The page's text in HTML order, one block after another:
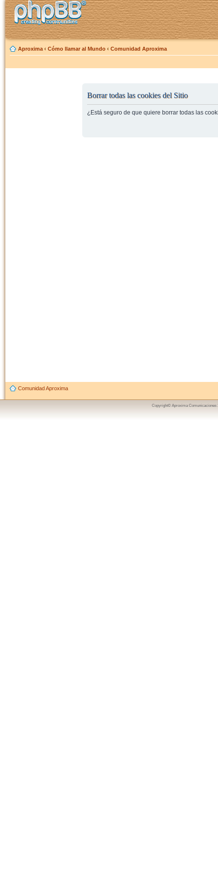
Aproxima ‹ Cómo llamar al Mundo ‹ Comunidad Aproxima
Borrar todas las cookies del Sitio
¿Está seguro de que quiere borrar todas las
Comunidad Aproxima
Copyright© Aproxima Comunicaciones